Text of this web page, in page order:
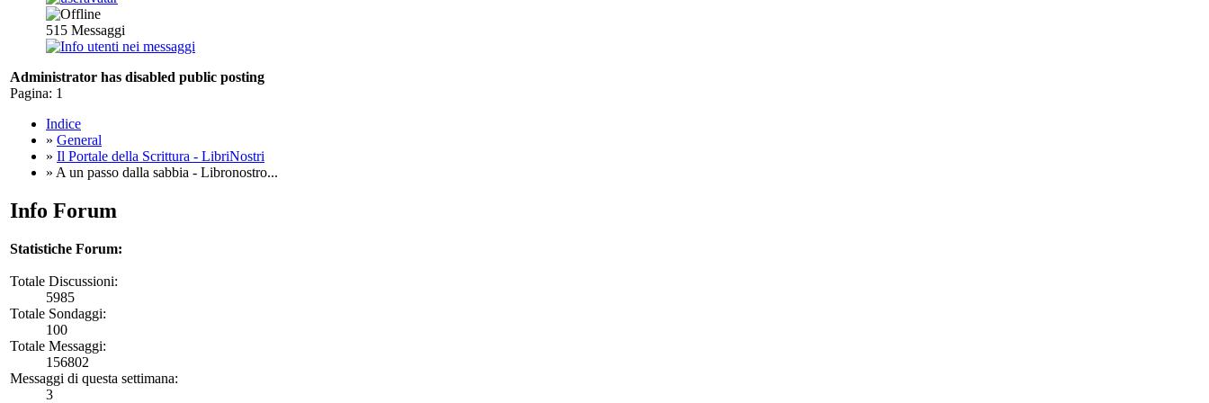
515 Messaggi
Administrator has disabled public posting
Pagina: 1
Indice
» General
» Il Portale della Scrittura - LibriNostri
» A un passo dalla sabbia - Libronostro...
Info Forum
Statistiche Forum:
Totale Discussioni:
5985
Totale Sondaggi:
100
Totale Messaggi:
156802
Messaggi di questa settimana:
3